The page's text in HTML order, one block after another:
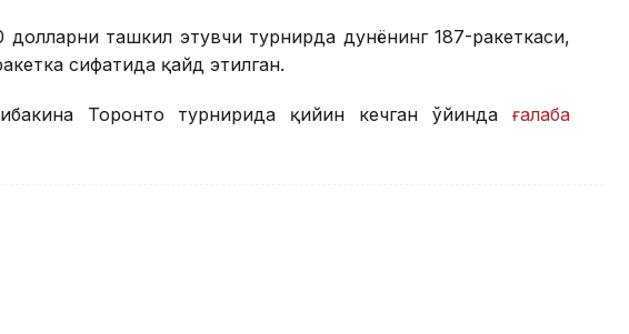
ташкил этувчи турнирда дунёнинг 187-ракеткаси,
сифатида қайд этилган.
Торонто турнирида қийин кечган ўйинда ғалаба